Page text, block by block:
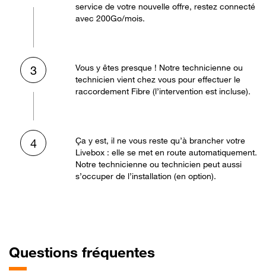
service de votre nouvelle offre, restez connecté
avec 200Go/mois.
3
Vous y êtes presque ! Notre technicienne ou
technicien vient chez vous pour effectuer le
raccordement Fibre (l’intervention est incluse).
4
Ça y est, il ne vous reste qu’à brancher votre
Livebox : elle se met en route automatiquement.
Notre technicienne ou technicien peut aussi
s’occuper de l’installation (en option).
Questions fréquentes